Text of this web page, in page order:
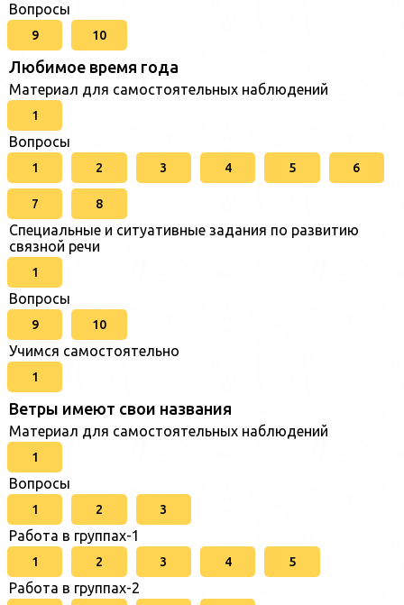
Вопросы
9 10
Любимое время года
Материал для самостоятельных наблюдений
1
Вопросы
1 2 3 4 5 6
7 8
Специальные и ситуативные задания по развитию
связной речи
1
Вопросы
9 10
Учимся самостоятельно
1
Ветры имеют свои названия
Материал для самостоятельных наблюдений
1
Вопросы
1 2 3
Работа в группах-1
1 2 3 4 5
Работа в группах-2